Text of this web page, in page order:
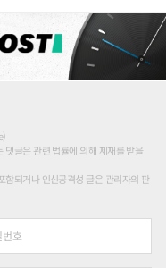
댓글은 관련 법률에 의해 제재를 받을
함되거나 인신공격성 글은 관리자의 판